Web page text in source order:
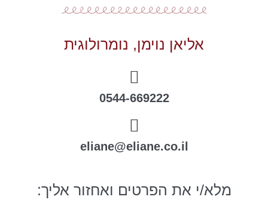
אליאן נוימן, נומרולוגית
0544-669222
eliane@eliane.co.il
מלא/י את הפרטים ואחזור אליך: